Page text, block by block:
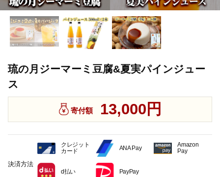
琉の月ジーマーミ豆腐&夏実パインジュー
ス
寄付額 13,000円
決済方法
クレジット
カード
ANA Pay
Amazon
Pay
d払い PayPay